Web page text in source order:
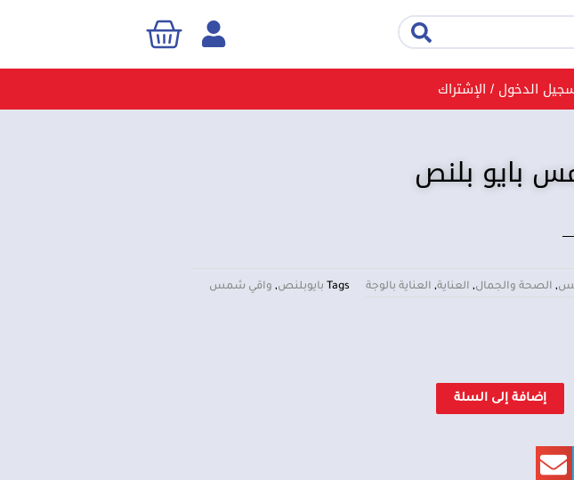
Search
Cart
الدخول / الإشتراك
بايو بلنص
, الصحة والجمال, العناية, العناية بالوجة Tags بايوبلنص, واقي شمس
إضافة إلى السلة